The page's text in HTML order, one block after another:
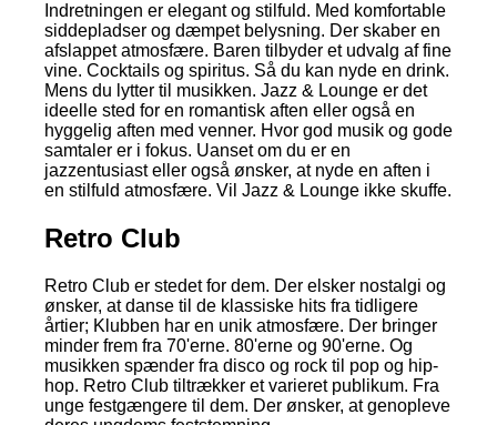
Indretningen er elegant og stilfuld. Med komfortable
siddepladser og dæmpet belysning. Der skaber en
afslappet atmosfære. Baren tilbyder et udvalg af fine
vine. Cocktails og spiritus. Så du kan nyde en drink.
Mens du lytter til musikken. Jazz & Lounge er det
ideelle sted for en romantisk aften eller også en
hyggelig aften med venner. Hvor god musik og gode
samtaler er i fokus. Uanset om du er en
jazzentusiast eller også ønsker, at nyde en aften i
en stilfuld atmosfære. Vil Jazz & Lounge ikke skuffe.
Retro Club
Retro Club er stedet for dem. Der elsker nostalgi og
ønsker, at danse til de klassiske hits fra tidligere
årtier; Klubben har en unik atmosfære. Der bringer
minder frem fra 70'erne. 80'erne og 90'erne. Og
musikken spænder fra disco og rock til pop og hip-
hop. Retro Club tiltrækker et varieret publikum. Fra
unge festgængere til dem. Der ønsker, at genopleve